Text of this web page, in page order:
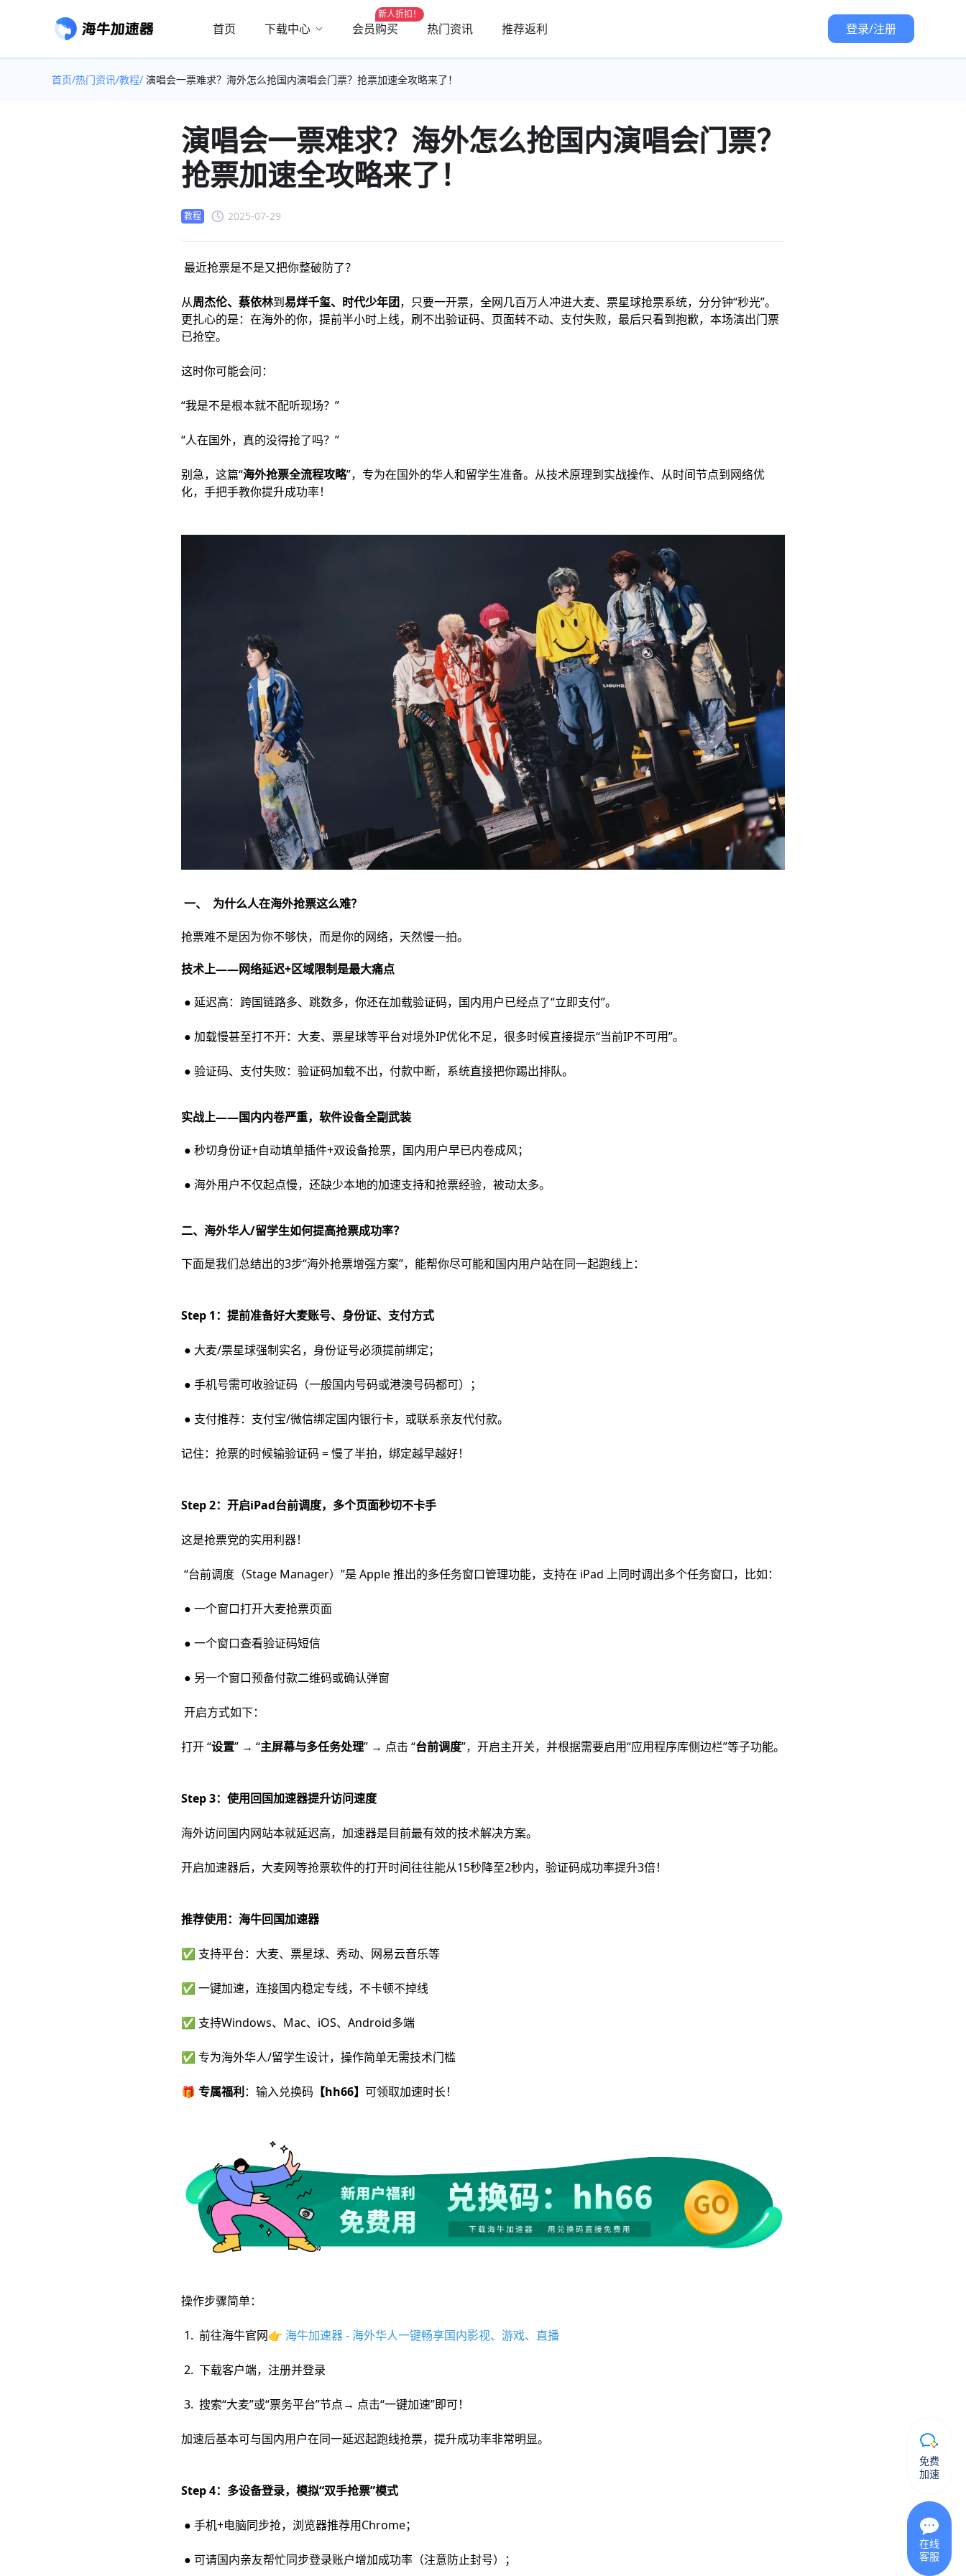
首页 下载中心
新人折扣！
会员购买 热门资讯 推荐返利 登录/注册
首页/热门资讯/教程/ 演唱会一票难求？海外怎么抢国内演唱会门票？抢票加速全攻略来了！
演唱会一票难求？海外怎么抢国内演唱会门票？
抢票加速全攻略来了！
教程 2025-07-29
最近抢票是不是又把你整破防了？
从周杰伦、蔡依林到易烊千玺、时代少年团，只要一开票，全网几百万人冲进大麦、票星球抢票系统，分分钟“秒光”。
更扎心的是：在海外的你，提前半小时上线，刷不出验证码、页面转不动、支付失败，最后只看到抱歉，本场演出门票
已抢空。
这时你可能会问：
“我是不是根本就不配听现场？”
“人在国外，真的没得抢了吗？”
别急，这篇“海外抢票全流程攻略”，专为在国外的华人和留学生准备。从技术原理到实战操作、从时间节点到网络优
化，手把手教你提升成功率！
一、 为什么人在海外抢票这么难？
抢票难不是因为你不够快，而是你的网络，天然慢一拍。
技术上——网络延迟+区域限制是最大痛点
● 延迟高：跨国链路多、跳数多，你还在加载验证码，国内用户已经点了“立即支付”。
● 加载慢甚至打不开：大麦、票星球等平台对境外IP优化不足，很多时候直接提示“当前IP不可用”。
● 验证码、支付失败：验证码加载不出，付款中断，系统直接把你踢出排队。
实战上——国内内卷严重，软件设备全副武装
● 秒切身份证+自动填单插件+双设备抢票，国内用户早已内卷成风；
● 海外用户不仅起点慢，还缺少本地的加速支持和抢票经验，被动太多。
二、海外华人/留学生如何提高抢票成功率？
下面是我们总结出的3步“海外抢票增强方案”，能帮你尽可能和国内用户站在同一起跑线上：
Step 1：提前准备好大麦账号、身份证、支付方式
● 大麦/票星球强制实名，身份证号必须提前绑定；
● 手机号需可收验证码（一般国内号码或港澳号码都可）；
● 支付推荐：支付宝/微信绑定国内银行卡，或联系亲友代付款。
记住：抢票的时候输验证码 = 慢了半拍，绑定越早越好！
Step 2：开启iPad台前调度，多个页面秒切不卡手
这是抢票党的实用利器！
“台前调度（Stage Manager）”是 Apple 推出的多任务窗口管理功能，支持在 iPad 上同时调出多个任务窗口，比如：
● 一个窗口打开大麦抢票页面
● 一个窗口查看验证码短信
● 另一个窗口预备付款二维码或确认弹窗
开启方式如下：
打开 “设置” → “主屏幕与多任务处理” → 点击 “台前调度”，开启主开关，并根据需要启用“应用程序库侧边栏”等子功能。
Step 3：使用回国加速器提升访问速度
海外访问国内网站本就延迟高，加速器是目前最有效的技术解决方案。
开启加速器后，大麦网等抢票软件的打开时间往往能从15秒降至2秒内，验证码成功率提升3倍！
推荐使用：海牛回国加速器
✅ 支持平台：大麦、票星球、秀动、网易云音乐等
✅ 一键加速，连接国内稳定专线，不卡顿不掉线
✅ 支持Windows、Mac、iOS、Android多端
✅ 专为海外华人/留学生设计，操作简单无需技术门槛
🎁 专属福利 ：输入兑换码 【hh66】 可领取加速时长！
操作步骤简单：
1. 前往海牛官网👉 海牛加速器 - 海外华人一键畅享国内影视、游戏、直播
2. 下载客户端，注册并登录
3. 搜索“大麦”或“票务平台”节点→ 点击“一键加速”即可！
加速后基本可与国内用户在同一延迟起跑线抢票，提升成功率非常明显。
Step 4：多设备登录，模拟“双手抢票”模式
● 手机+电脑同步抢，浏览器推荐用Chrome；
● 可请国内亲友帮忙同步登录账户增加成功率（注意防止封号）；
免费
加速
在线
客服